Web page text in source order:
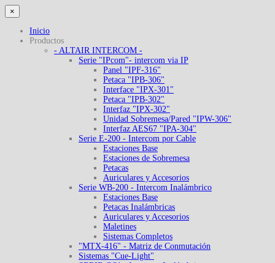
×
Inicio
Productos
- ALTAIR INTERCOM -
Serie "IPcom"- intercom via IP
Panel "IPF-316"
Petaca "IPB-306"
Interface "IPX-301"
Petaca "IPB-302"
Interfaz "IPX-302"
Unidad Sobremesa/Pared "IPW-306"
Interfaz AES67 "IPA-304"
Serie E-200 - Intercom por Cable
Estaciones Base
Estaciones de Sobremesa
Petacas
Auriculares y Accesorios
Serie WB-200 - Intercom Inalámbrico
Estaciones Base
Petacas Inalámbricas
Auriculares y Accesorios
Maletines
Sistemas Completos
"MTX-416" - Matriz de Conmutación
Sistemas "Cue-Light"